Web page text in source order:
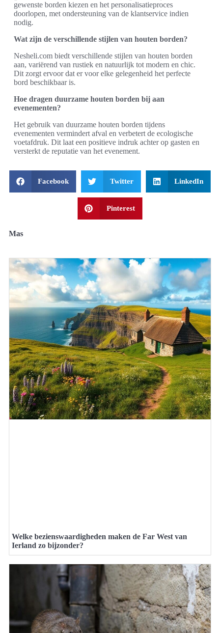
gewenste borden kiezen en het personalisatieproces
doorlopen, met ondersteuning van de klantservice indien
nodig.
Wat zijn de verschillende stijlen van houten borden?
Nesheli.com biedt verschillende stijlen van houten borden
aan, variërend van rustiek en natuurlijk tot modern en chic.
Dit zorgt ervoor dat er voor elke gelegenheid het perfecte
bord beschikbaar is.
Hoe dragen duurzame houten borden bij aan
evenementen?
Het gebruik van duurzame houten borden tijdens
evenementen vermindert afval en verbetert de ecologische
voetafdruk. Dit laat een positieve indruk achter op gasten en
versterkt de reputatie van het evenement.
Facebook Twitter LinkedIn
Pinterest
Mas
Welke bezienswaardigheden maken de Far West van
Ierland zo bijzonder?